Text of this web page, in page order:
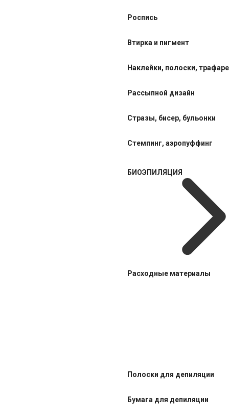
Роспись
Втирка и пигмент
Наклейки, полоски,
Рассыпной дизайн
Стразы, бисер, бульонки
Стемпинг, аэропуффинг
БИОЭПИЛЯЦИЯ
Расходные материалы
Полоски для депиляции
Бумага для депиляции